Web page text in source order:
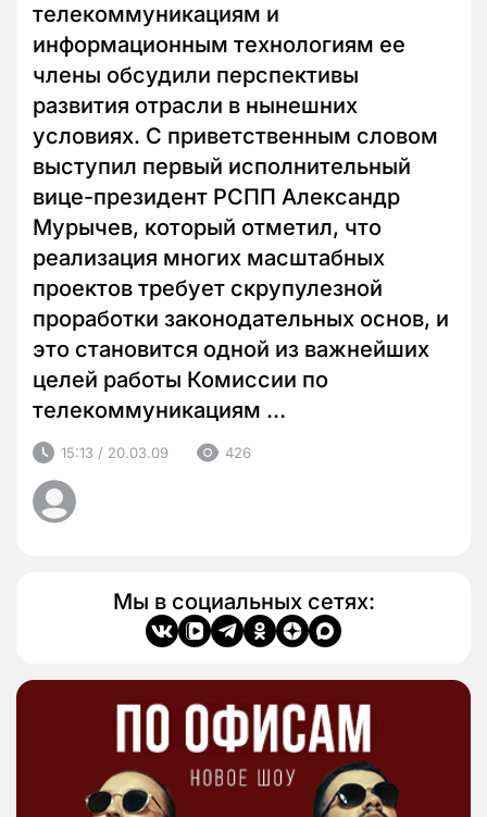
телекоммуникациям и
информационным технологиям ее
члены обсудили перспективы
развития отрасли в нынешних
условиях. С приветственным словом
выступил первый исполнительный
вице-президент РСПП Александр
Мурычев, который отметил, что
реализация многих масштабных
проектов требует скрупулезной
проработки законодательных основ, и
это становится одной из важнейших
целей работы Комиссии по
телекоммуникациям …
15:13 / 20.03.09 426
Мы в социальных сетях: